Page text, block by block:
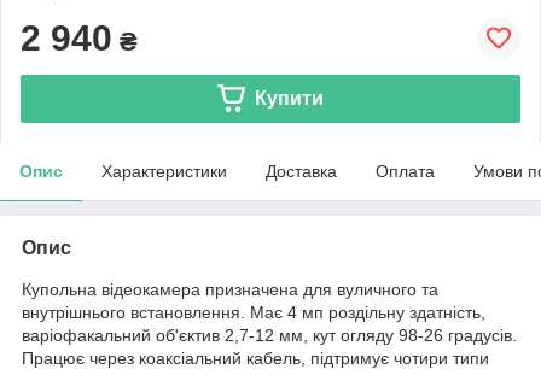
2 940 ₴
Купити
Опис Характеристики Доставка Оплата Умови
Опис
Купольна відеокамера призначена для вуличного та
внутрішнього встановлення. Має 4 мп роздільну здатність,
варіофакальний об'єктив 2,7-12 мм, кут огляду 98-26 градусів.
Працює через коаксіальний кабель, підтримує чотири типи